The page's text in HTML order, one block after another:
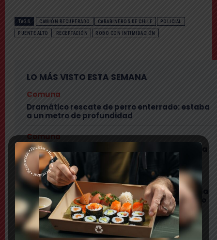
TAGS CAMIÓN RECUPERADO CARABINEROS DE CHILE POLICIAL
PUENTE ALTO RECEPTACIÓN ROBO CON INTIMIDACIÓN
LO MÁS VISTO ESTA SEMANA
Comuna
Dramático rescate de perro enterrado: estaba
a un metro de profundidad
Comuna
Julianno Sosa participará en jornada gratuita
por el Día de la Niñez en Puente Alto
Comuna
Comerciante puentealtino celebrará Día de la
Niñez regalando papas y costillar: «los espero
con mucho cariño»
Nacional